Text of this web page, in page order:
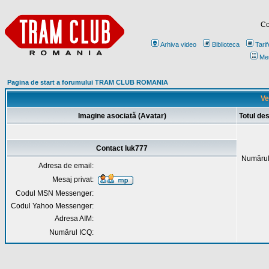
Arhiva video Biblioteca
Pagina de start a forumului TRAM CLUB ROMANIA
Imagine asociată (Avatar) Totul
Contact luk777
Adresa de email:
Mesaj privat:
Codul MSN Messenger:
Codul Yahoo Messenger:
Adresa AIM:
Numărul ICQ: